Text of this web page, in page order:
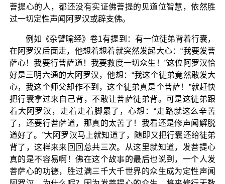
菩提心的人，都还没有实证佛菩提的见道位智慧，依然胜
过一切定性声闻阿罗汉或辟支佛。
例如《杂譬喻经》卷1有提到：有一位徒弟背着行囊，
在阿罗汉后面走，他想着想着就突然发起大心：“我要发菩
萨心！我要行菩萨道！我要救度一切众生！”这位阿罗汉恰
好是三明六通的大阿罗汉，他想：“我这个徒弟竟然敢发大
心，我这个师父却作不到，这个徒弟真是个菩萨！”就赶快
把行囊拿过来自己背，不敢让菩萨徒弟背。可是这徒弟跟
着大阿罗汉，走着走着脚累了，心想：“走路就这么辛苦
了，还要行菩萨道，那真的太苦了！我看还是修声闻解脱
道好了。”大阿罗汉马上就知道了，随即又把行囊还给徒弟
背了，这样来来回回总共三次。从这里就知道，发菩提心
真的是不容易啊！佛在这个故事的最后也说到，一个人发
菩萨心的功德，胜过满三千大千世界的众生成为定性声闻